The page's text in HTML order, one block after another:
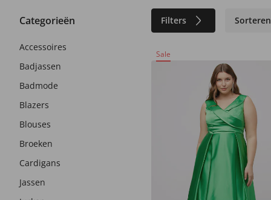
Categorieën Filters Sorteren
Accessoires
Badjassen
Badmode
Blazers
Blouses
Broeken
Cardigans
Jassen
Sale